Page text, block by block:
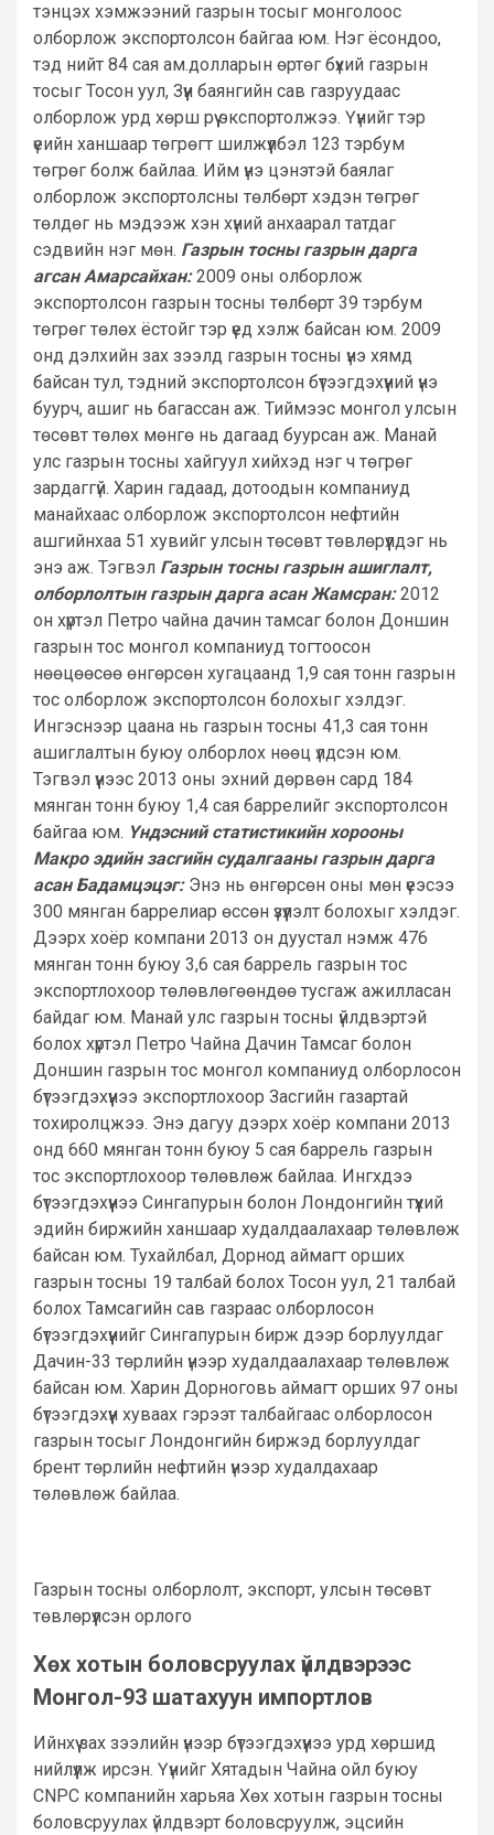
тэнцэх хэмжээний газрын тосыг монголоос
олборлож экспортолсон байгаа юм. Нэг ёсондоо,
тэд нийт 84 сая ам.долларын өртөг бүхий газрын
тосыг Тосон уул, Зүүн баянгийн сав газруудаас
олборлож урд хөрш рүү экспортолжээ. Үүнийг тэр
үеийн ханшаар төгрөгт шилжүүлбэл 123 тэрбум
төгрөг болж байлаа. Ийм үнэ цэнэтэй баялаг
олборлож экспортолсны төлбөрт хэдэн төгрөг
төлдөг нь мэдээж хэн хүний анхаарал татдаг
сэдвийн нэг мөн. Газрын тосны газрын дарга
агсан Амарсайхан:2009 оны олборлож
экспортолсон газрын тосны төлбөрт 39 тэрбум
төгрөг төлөх ёстойг тэр үед хэлж байсан юм. 2009
онд дэлхийн зах зээлд газрын тосны үнэ хямд
байсан тул, тэдний экспортолсон бүтээгдэхүүний үнэ
буурч, ашиг нь багассан аж. Тиймээс монгол улсын
төсөвт төлөх мөнгө нь дагаад буурсан аж. Манай
улс газрын тосны хайгуул хийхэд нэг ч төгрөг
зардаггүй. Харин гадаад, дотоодын компаниуд
манайхаас олборлож экспортолсон нефтийн
ашгийнхаа 51 хувийг улсын төсөвт төвлөрүүлдэг нь
энэ аж. Тэгвэл Газрын тосны газрын ашиглалт,
олборлолтын газрын дарга асан Жамсран:2012
он хүртэл Петро чайна дачин тамсаг болон Доншин
газрын тос монгол компаниуд тогтоосон
нөөцөөсөө өнгөрсөн хугацаанд 1,9 сая тонн газрын
тос олборлож экспортолсон болохыг хэлдэг.
Ингэснээр цаана нь газрын тосны 41,3 сая тонн
ашиглалтын буюу олборлох нөөц үлдсэн юм.
Тэгвэл үүнээс 2013 оны эхний дөрвөн сард 184
мянган тонн буюу 1,4 сая баррелийг экспортолсон
байгаа юм. Үндэсний статистикийн хорооны
Макро эдийн засгийн судалгааны газрын дарга
асан Бадамцэцэг: Энэ нь өнгөрсөн оны мөн үеэсээ
300 мянган баррелиар өссөн үзүүлэлт болохыг хэлдэг.
Дээрх хоёр компани 2013 он дуустал нэмж 476
мянган тонн буюу 3,6 сая баррель газрын тос
экспортлохоор төлөвлөгөөндөө тусгаж ажилласан
байдаг юм. Манай улс газрын тосны үйлдвэртэй
болох хүртэл Петро Чайна Дачин Тамсаг болон
Доншин газрын тос монгол компаниуд олборлосон
бүтээгдэхүүнээ экспортлохоор Засгийн газартай
тохиролцжээ. Энэ дагуу дээрх хоёр компани 2013
онд 660 мянган тонн буюу 5 сая баррель газрын
тос экспортлохоор төлөвлөж байлаа. Ингхдээ
бүтээгдэхүүнээ Cингапурын болон Лондонгийн түүхий
эдийн биржийн ханшаар худалдаалахаар төлөвлөж
байсан юм. Тухайлбал, Дорнод аймагт орших
газрын тосны 19 талбай болох Тосон уул, 21 талбай
болох Тамсагийн сав газраас олборлосон
бүтээгдэхүүнийг Сингапурын бирж дээр борлуулдаг
Дачин-33 төрлийн үнээр худалдаалахаар төлөвлөж
байсан юм. Харин Дорноговь аймагт орших 97 оны
бүтээгдэхүүн хуваах гэрээт талбайгаас олборлосон
газрын тосыг Лондонгийн биржэд борлуулдаг
брент төрлийн нефтийн үнээр худалдахаар
төлөвлөж байлаа.
Газрын тосны олборлолт, экспорт, улсын төсөвт
төвлөрүүлсэн орлого
Хөх хотын боловсруулах үйлдвэрээс
Монгол-93 шатахуун импортлов
Ийнхүү зах зээлийн үнээр бүтээгдэхүүнээ урд хөршид
нийлүүлж ирсэн. Үүнийг Хятадын Чайна ойл буюу
CNPC компанийн харьяа Хөх хотын газрын тосны
боловсруулах үйлдвэрт боловсруулж, эцсийн